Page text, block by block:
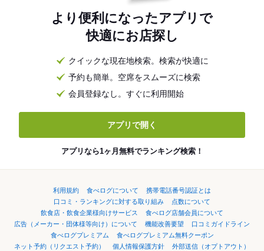
より便利になったアプリで
快適にお店探し
クイックな現在地検索。検索が快適に
予約も簡単。空席をスムーズに検索
会員登録なし。すぐに利用開始
アプリで開く
アプリなら1ヶ月無料でランキング検索！
利用規約 食べログについて
携帯電話番号認証とは
口コミ・ランキングに対する取り組み
点数について
飲食店・飲食企業様向けサービス
食べログ店舗会員について
広告（メーカー・団体様等向け）について
機能改善要望
口コミガイドライン
食べログプレミアム
食べログプレミアム無料クーポン
ネット予約（リクエスト予約）
個人情報保護方針 外部送信（オプトアウト）